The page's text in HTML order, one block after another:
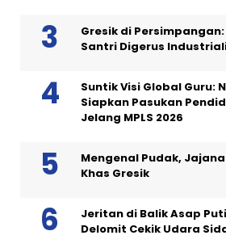
Gresik di
Santri Digerus
Suntik Visi Global Guru:
Siapkan Pasukan
Jelang MPLS 2026
Mengenal Pudak,
Khas Gresik
Jeritan di Balik Asap
Delomit Cekik Udara